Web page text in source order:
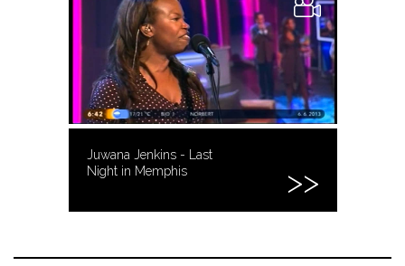
Juwana Jenkins - Last
Night in Memphis